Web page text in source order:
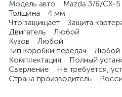
Модель авто Mazda 3/6/CX-5
Толщина 4 мм
Что защищает Защита
Двигатель Любой
Кузов Любой
Тип коробки передач Любой
Комплектация Полный
Сверление Не требуется,
Страна производитель